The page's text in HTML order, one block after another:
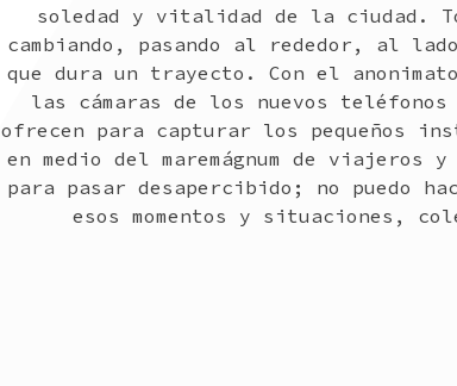
soledad y vitalidad de la ciudad.
cambiando, pasando al rededor, al
que dura un trayecto. Con el
las cámaras de los nuevos
ofrecen para capturar los pequeños
en medio del maremágnum de
para pasar desapercibido; no puedo
esos momentos y situaciones,